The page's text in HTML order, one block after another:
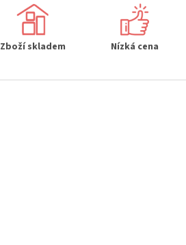
v
k
y
v
Zboží skladem Nízká cena